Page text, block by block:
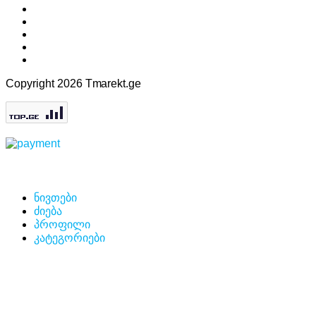
Copyright 2026 Tmarekt.ge
ნივთები
ძიება
პროფილი
კატეგორიები